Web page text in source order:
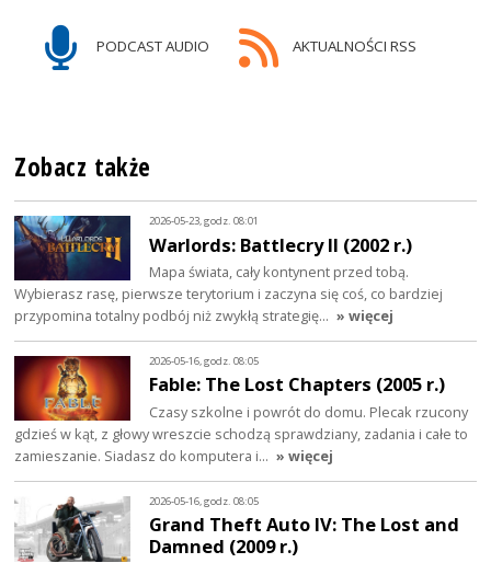
PODCAST AUDIO AKTUALNOŚCI RSS
Zobacz także
2026-05-23, godz. 08:01
Warlords: Battlecry II (2002 r.)
Mapa świata, cały kontynent przed tobą.
Wybierasz rasę, pierwsze terytorium i zaczyna się coś, co bardziej
przypomina totalny podbój niż zwykłą strategię… » więcej
2026-05-16, godz. 08:05
Fable: The Lost Chapters (2005 r.)
Czasy szkolne i powrót do domu. Plecak rzucony
gdzieś w kąt, z głowy wreszcie schodzą sprawdziany, zadania i całe to
zamieszanie. Siadasz do komputera i… » więcej
2026-05-16, godz. 08:05
Grand Theft Auto IV: The Lost and
Damned (2009 r.)